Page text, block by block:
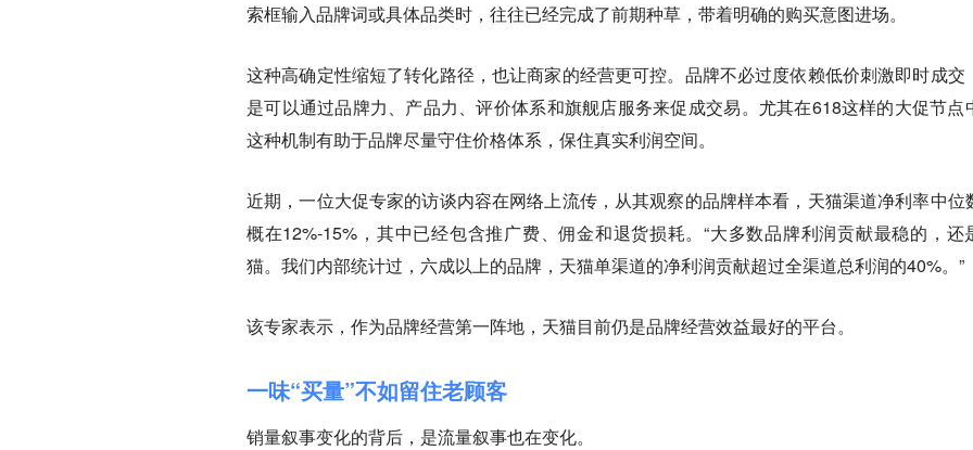
索框输入品牌词或具体品类时，往往已经完成了前期种草，带着明确的购买意图进场。
这种高确定性缩短了转化路径，也让商家的经营更可控。 品牌不必过度依赖低价刺激即时成交
是可以通过品牌力、产品力、评价体系和旗舰店服务来促成交易。尤其在618这样的大促节点
这种机制有助于品牌尽量守住价格体系，保住真实利润空间。
近期，一位大促专家的访谈内容在网络上流传，从其观察的品牌样本看，天猫渠道净利率中位
概在12%-15%，其中已经包含推广费、佣金和退货损耗。“大多数品牌利润贡献最稳的，还
猫。我们内部统计过，六成以上的品牌，天猫单渠道的净利润贡献超过全渠道总利润的40%。”
该专家表示，作为品牌经营第一阵地，天猫目前仍是品牌经营效益最好的平台。
一味“买量”不如留住老顾客
销量叙事变化的背后，是流量叙事也在变化。